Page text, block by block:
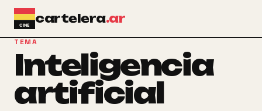
Ir al contenido principal
cartelera.ar
TEMA
Inteligencia
artificial